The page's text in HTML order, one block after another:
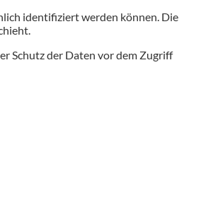
identifiziert werden können. Die
Schutz der Daten vor dem Zugriff